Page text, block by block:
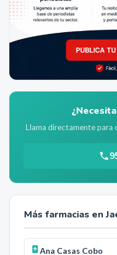
Llama directamente para
Más farmacias en
Ana Casas Cobo